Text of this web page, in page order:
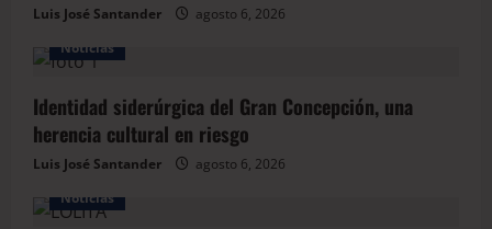
Luis José Santander
agosto 6, 2026
Noticias
Identidad siderúrgica del Gran Concepción, una
herencia cultural en riesgo
Luis José Santander
agosto 6, 2026
Noticias